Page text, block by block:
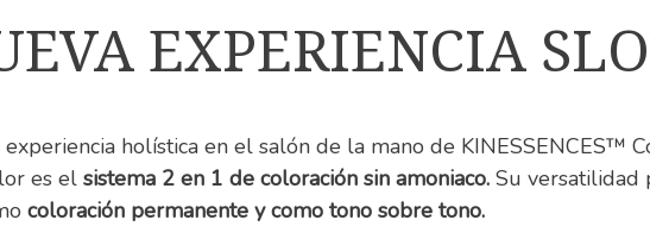
EXPERIENCIA
holística en el salón de la mano de KINESSENCES™
es el sistema 2 en 1 de coloración sin amoniaco. Su versatilidad
coloración permanente y como tono sobre tono.